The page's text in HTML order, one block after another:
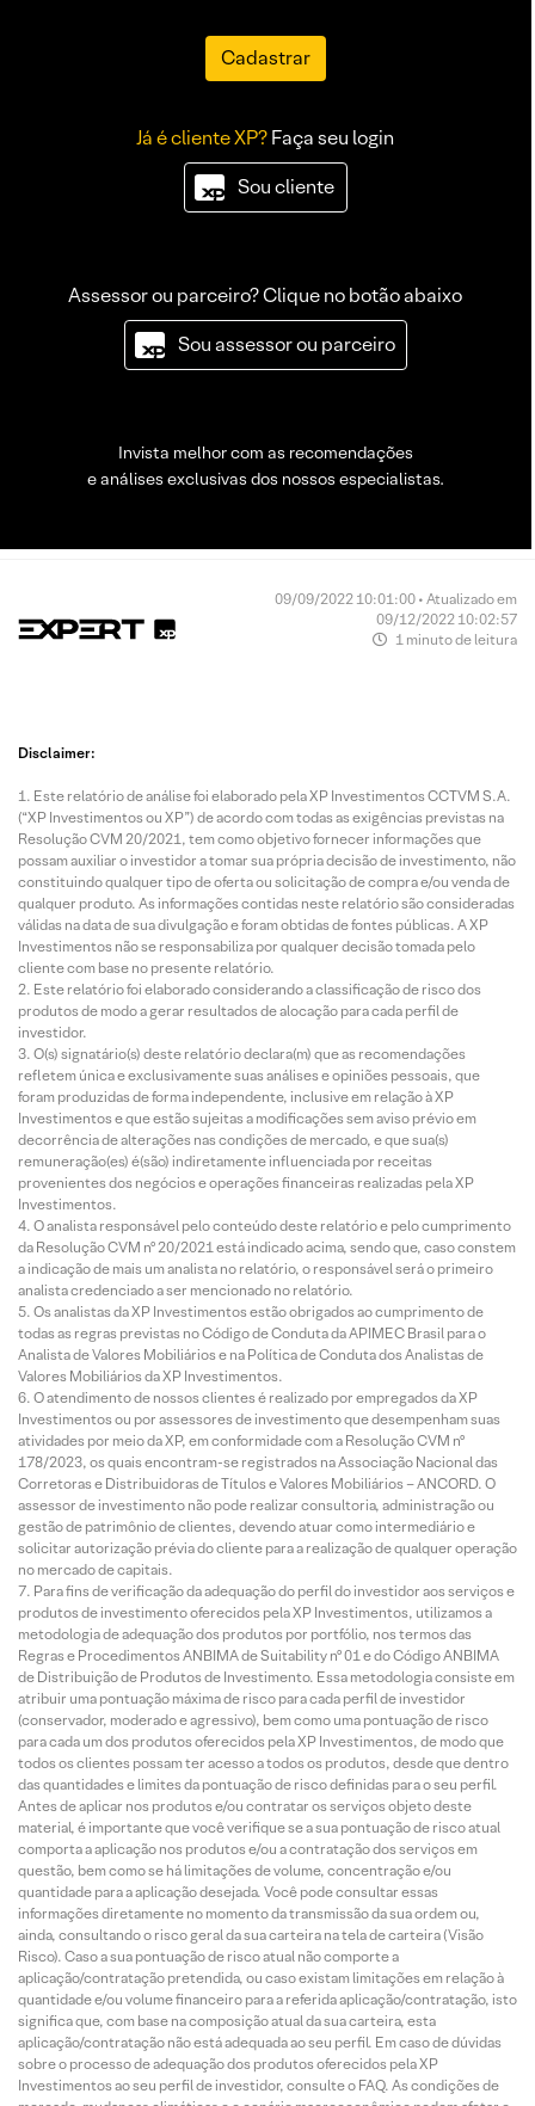
Cadastrar
Já é cliente XP?Faça seu login
Sou cliente
Assessor ou parceiro? Clique no botão abaixo
Sou assessor ou parceiro
Invista melhor com as recomendações
e análises exclusivas dos nossos especialistas.
09/09/2022 10:01:00 • Atualizado em
09/12/2022 10:02:57
1 minuto de leitura
Disclaimer:
Este relatório de análise foi elaborado pela XP Investimentos CCTVM S.A.
(“XP Investimentos ou XP”) de acordo com todas as exigências previstas na
Resolução CVM 20/2021, tem como objetivo fornecer informações que
possam auxiliar o investidor a tomar sua própria decisão de investimento, não
constituindo qualquer tipo de oferta ou solicitação de compra e/ou venda de
qualquer produto. As informações contidas neste relatório são consideradas
válidas na data de sua divulgação e foram obtidas de fontes públicas. A XP
Investimentos não se responsabiliza por qualquer decisão tomada pelo
cliente com base no presente relatório.
Este relatório foi elaborado considerando a classificação de risco dos
produtos de modo a gerar resultados de alocação para cada perfil de
investidor.
O(s) signatário(s) deste relatório declara(m) que as recomendações
refletem única e exclusivamente suas análises e opiniões pessoais, que
foram produzidas de forma independente, inclusive em relação à XP
Investimentos e que estão sujeitas a modificações sem aviso prévio em
decorrência de alterações nas condições de mercado, e que sua(s)
remuneração(es) é(são) indiretamente influenciada por receitas
provenientes dos negócios e operações financeiras realizadas pela XP
Investimentos.
O analista responsável pelo conteúdo deste relatório e pelo cumprimento
da Resolução CVM nº 20/2021 está indicado acima, sendo que, caso constem
a indicação de mais um analista no relatório, o responsável será o primeiro
analista credenciado a ser mencionado no relatório.
Os analistas da XP Investimentos estão obrigados ao cumprimento de
todas as regras previstas no Código de Conduta da APIMEC Brasil para o
Analista de Valores Mobiliários e na Política de Conduta dos Analistas de
Valores Mobiliários da XP Investimentos.
O atendimento de nossos clientes é realizado por empregados da XP
Investimentos ou por assessores de investimento que desempenham suas
atividades por meio da XP, em conformidade com a Resolução CVM nº
178/2023, os quais encontram-se registrados na Associação Nacional das
Corretoras e Distribuidoras de Títulos e Valores Mobiliários – ANCORD. O
assessor de investimento não pode realizar consultoria, administração ou
gestão de patrimônio de clientes, devendo atuar como intermediário e
solicitar autorização prévia do cliente para a realização de qualquer operação
no mercado de capitais.
Para fins de verificação da adequação do perfil do investidor aos serviços e
produtos de investimento oferecidos pela XP Investimentos, utilizamos a
metodologia de adequação dos produtos por portfólio, nos termos das
Regras e Procedimentos ANBIMA de Suitability nº 01 e do Código ANBIMA
de Distribuição de Produtos de Investimento. Essa metodologia consiste em
atribuir uma pontuação máxima de risco para cada perfil de investidor
(conservador, moderado e agressivo), bem como uma pontuação de risco
para cada um dos produtos oferecidos pela XP Investimentos, de modo que
todos os clientes possam ter acesso a todos os produtos, desde que dentro
das quantidades e limites da pontuação de risco definidas para o seu perfil.
Antes de aplicar nos produtos e/ou contratar os serviços objeto deste
material, é importante que você verifique se a sua pontuação de risco atual
comporta a aplicação nos produtos e/ou a contratação dos serviços em
questão, bem como se há limitações de volume, concentração e/ou
quantidade para a aplicação desejada. Você pode consultar essas
informações diretamente no momento da transmissão da sua ordem ou,
ainda, consultando o risco geral da sua carteira na tela de carteira (Visão
Risco). Caso a sua pontuação de risco atual não comporte a
aplicação/contratação pretendida, ou caso existam limitações em relação à
quantidade e/ou volume financeiro para a referida aplicação/contratação, isto
significa que, com base na composição atual da sua carteira, esta
aplicação/contratação não está adequada ao seu perfil. Em caso de dúvidas
sobre o processo de adequação dos produtos oferecidos pela XP
Investimentos ao seu perfil de investidor, consulte o FAQ. As condições de